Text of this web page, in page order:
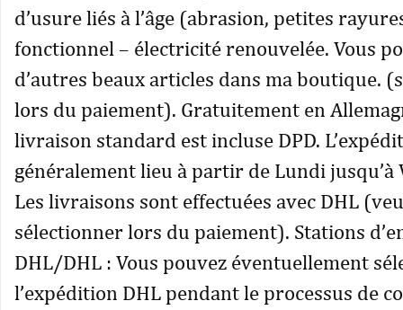
d’usure liés à l’âge (abrasion, petites
fonctionnel – électricité renouvelée. Vous
d’autres beaux articles dans ma boutique.
lors du paiement). Gratuitement en
livraison standard est incluse DPD.
généralement lieu à partir de Lundi jusqu’à
Les livraisons sont effectuées avec DHL
sélectionner lors du paiement). Stations
DHL/DHL : Vous pouvez éventuellement
l’expédition DHL pendant le processus de